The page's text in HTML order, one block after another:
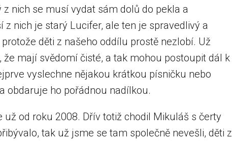
nich se musí vydat sám dolů do pekla a
nich je starý Lucifer, ale ten je spravedlivý a
děti z našeho oddílu prostě nezlobí. Už
mají svědomí čisté, a tak mohou postoupit dál k
vyslechne nějakou krátkou písničku nebo
obdaruje ho pořádnou nadílkou.
od roku 2008. Dřív totiž chodil Mikuláš s čerty
tak už jsme se tam společně nevešli, děti z